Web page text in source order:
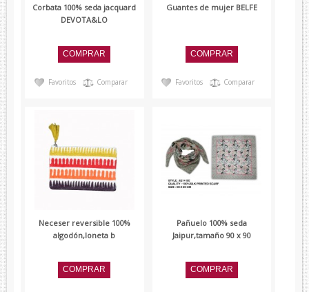
Belfe
Lambertti
Corbata 100% seda jacquard
DEVOTA&LO
Favoritos Comparar
Guantes de mujer BELFE
Favoritos Comparar
Neceser reversible 100%
algodón,loneta b
Pañuelo 100% seda
Jaipur,tamaño 90 x 90